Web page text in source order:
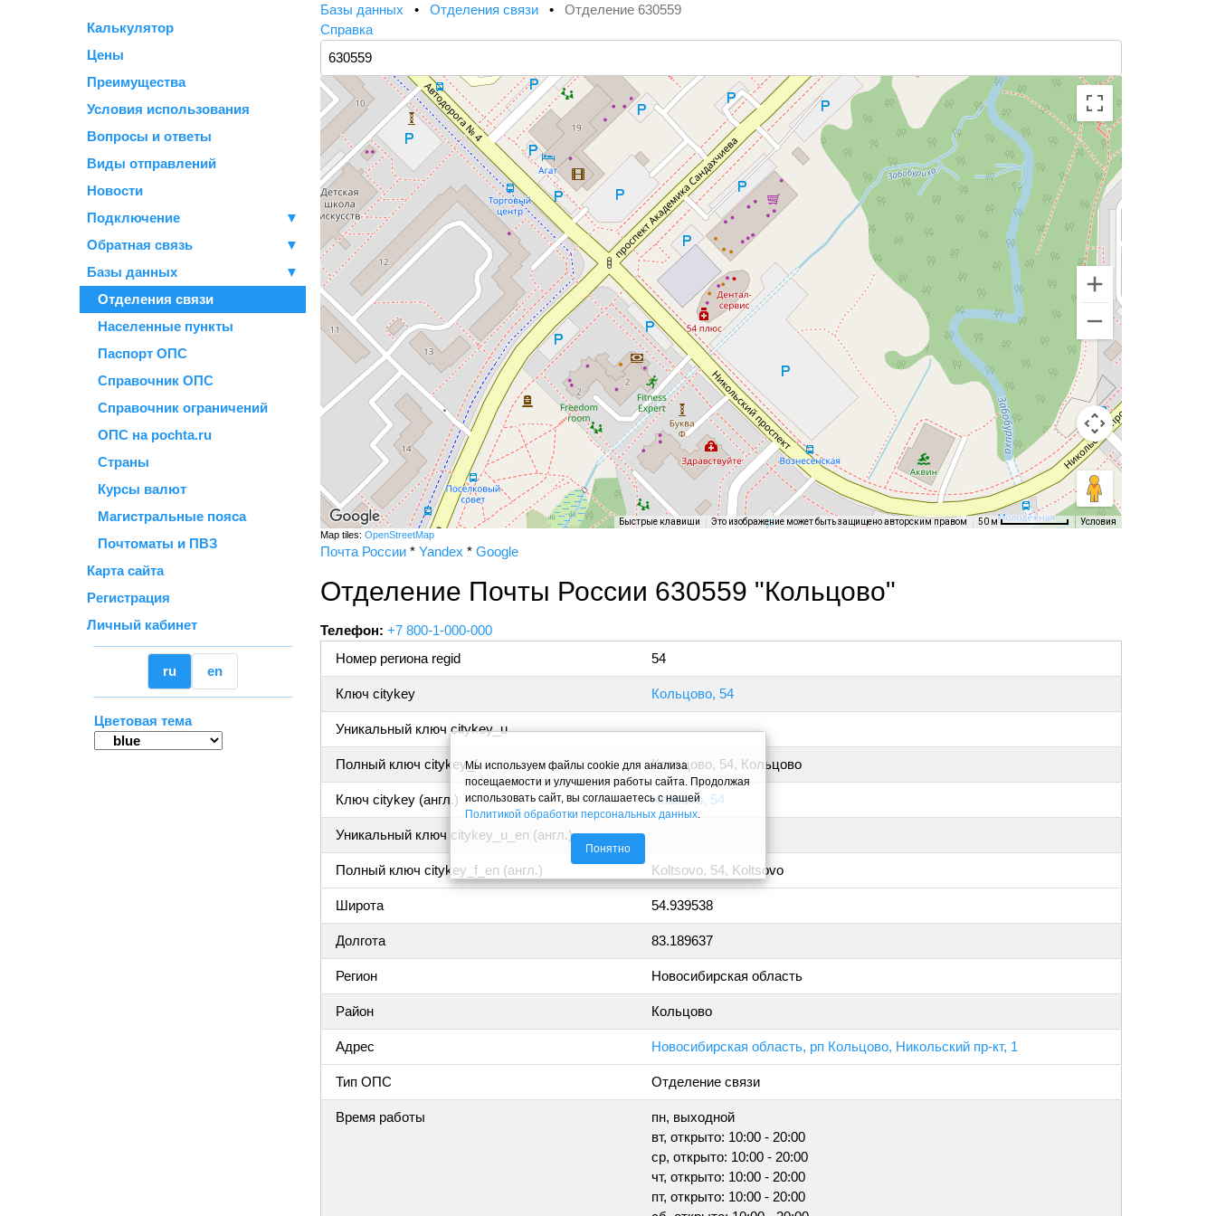
Калькулятор
Цены
Преимущества
Условия использования
Вопросы и ответы
Виды отправлений
Новости
Подключение
▼
Обратная связь
▼
Базы данных
▼
Отделения связи
Населенные пункты
Паспорт ОПС
Справочник ОПС
Справочник ограничений
ОПС на pochta.ru
Страны
Курсы валют
Магистральные пояса
Почтоматы и ПВЗ
Карта сайта
Регистрация
Личный кабинет
ru en
Цветовая тема
Базы данных • Отделения связи • Отделение 630559
Справка
Быстрые клавиши Это изображение может быть защищено авторским правом 50 м Условия
Map tiles: OpenStreetMap
Почта России * Yandex * Google
Отделение Почты России 630559 "Кольцово"
Телефон: +7 800-1-000-000
Номер региона regid
54
Ключ citykey Кольцово, 54
Уникальный ключ citykey_u
Полный ключ citykey_f Кольцово, 54, Кольцово
Ключ citykey (англ.) Koltsovo, 54
Уникальный ключ citykey_u_en (англ.)
Полный ключ citykey_f_en (англ.) Koltsovo, 54, Koltsovo
Широта 54.939538
Долгота 83.189637
Регион Новосибирская область
Район Кольцово
Адрес Новосибирская область, рп Кольцово, Никольский пр-кт, 1
Тип ОПС Отделение связи
Время работы
пн, выходной
вт, открыто: 10:00 - 20:00
ср, открыто: 10:00 - 20:00
чт, открыто: 10:00 - 20:00
пт, открыто: 10:00 - 20:00
Мы используем файлы cookie для анализа
посещаемости и улучшения работы сайта. Продолжая
использовать сайт, вы соглашаетесь с нашей
Политикой обработки персональных данных
Понятно